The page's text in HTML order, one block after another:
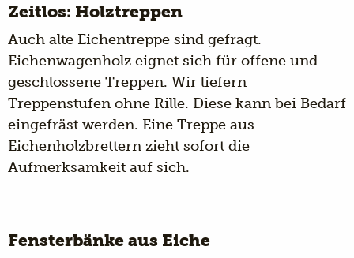
Zeitlos: Holztreppen
Auch alte Eichentreppe sind gefragt.
Eichenwagenholz eignet sich für offene und
geschlossene Treppen. Wir liefern
Treppenstufen ohne Rille. Diese kann bei Bedarf
eingefräst werden. Eine Treppe aus
Eichenholzbrettern zieht sofort die
Aufmerksamkeit auf sich.
Fensterbänke aus Eiche